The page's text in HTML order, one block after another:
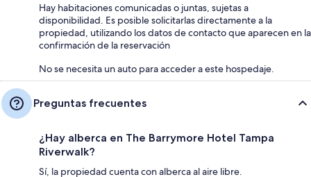
Hay habitaciones comunicadas o juntas, sujetas a
disponibilidad. Es posible solicitarlas directamente a la
propiedad, utilizando los datos de contacto que aparecen en la
confirmación de la reservación
No se necesita un auto para acceder a este hospedaje.
Preguntas frecuentes
¿Hay alberca en The Barrymore Hotel Tampa
Riverwalk?
Sí, la propiedad cuenta con alberca al aire libre.